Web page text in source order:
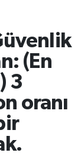
(En
3
oranı